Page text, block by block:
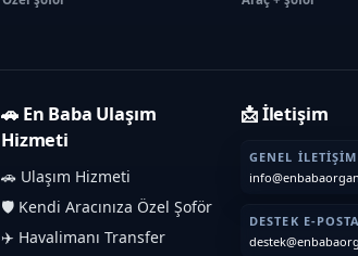
🚗 En Baba Ulaşım
Hizmeti
🚗 Ulaşım Hizmeti
🛡️ Kendi Aracınıza Özel Şoför
✈️ Havalimanı Transfer
📩 İletişim
GENEL
DESTEK E-